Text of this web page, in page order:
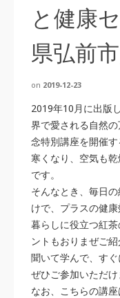
と健康
県弘前
on 2019-12-23
2019年10月に出版
界で愛される自然
念特別講座を開催す
寒くなり、空気も
です。
そんなとき、毎日
けで、プラスの健
暮らしに役立つ紅
ントもおりまぜご紹
聞いて学んで、すぐ
ぜひご参加いただけ
なお、こちらの講